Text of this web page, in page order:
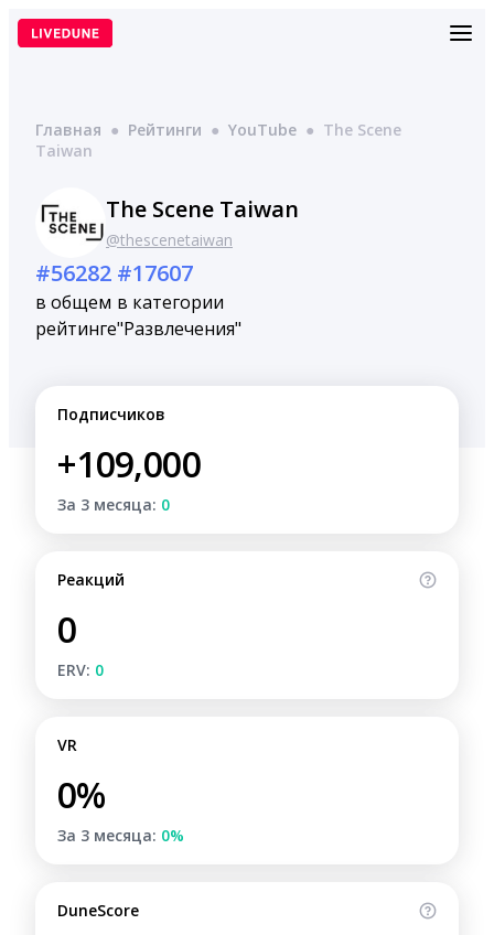
Перейти
Главная ● Рейтинги ● YouTube ● The Scene
Taiwan
The Scene Taiwan
@thescenetaiwan
#56282
в общем
рейтинге
#17607
в категории
"Развлечения"
Подписчиков
+109,000
За 3 месяца: 0
Реакций
0
ERV: 0
VR
0%
За 3 месяца: 0%
DuneScore